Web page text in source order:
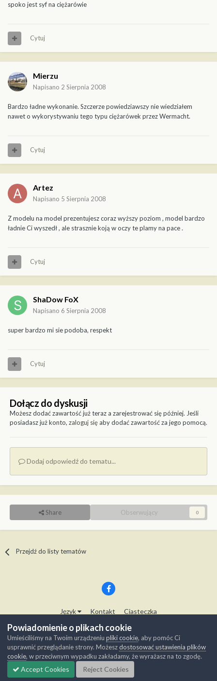
spoko jest syf na ciężarówie
Cytuj
Mierzu
Napisano 2 Sierpnia 2008
Bardzo ładne wykonanie. Szczerze powiedziawszy nie wiedziałem
nawet o wykorystywaniu tego typu ciężarówek przez Wermacht.
Cytuj
Artez
Napisano 5 Sierpnia 2008
Z modelu na model prezentujesz coraz wyższy poziom , model bardzo
ładnie Ci wyszedł , ale strasznie koją w oczy te plamy na pace .
Cytuj
ShaDow FoX
Napisano 6 Sierpnia 2008
super bardzo mi sie podoba, respekt
Cytuj
Dołącz do dyskusji
Możesz dodać zawartość już teraz a zarejestrować się później. Jeśli
posiadasz już konto, zaloguj sięaby dodać zawartość za jego pomocą.
Dodaj odpowiedź do tematu...
Share Obserwujący 0
Przejdź do listy tematów
Język Kontakt Ciasteczka
Copyright © Modelwork.pl
Powered by Invision Community
Powiadomienie o plikach cookie
Umieściliśmy na Twoim urządzeniu pliki cookie, aby pomóc Ci
usprawnić przeglądanie strony. Możeszdostosować ustawienia plików
cookie, w przeciwnym wypadku zakładamy, że wyrażasz na to zgodę.
Accept Cookies Reject Cookies